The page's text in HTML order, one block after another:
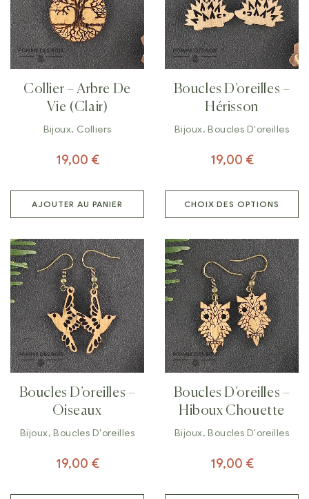
Collier – Arbre De
Vie (clair)
Bijoux, Colliers
19,00 €
AJOUTER AU PANIER
Boucles D’oreilles –
Hérisson
Bijoux,Boucles D'oreilles
19,00 €
CHOIX DES OPTIONS
Boucles D’oreilles –
Oiseaux
Bijoux,Boucles D'oreilles
19,00 €
Boucles D’oreilles –
Hiboux Chouette
Bijoux,Boucles D'oreilles
19,00 €